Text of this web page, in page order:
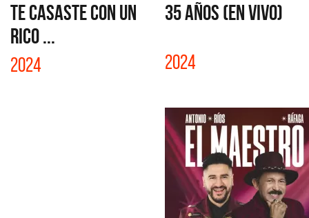
TE CASASTE CON UN
RICO ...
2024
35 AÑOS (EN VIVO)
2024